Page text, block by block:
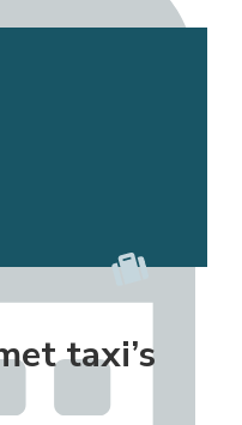
taxi’s